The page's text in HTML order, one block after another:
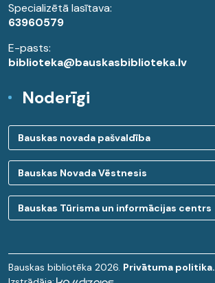
Specializētā lasītava:
63960579
E-pasts:
biblioteka@bauskasbiblioteka.lv
Noderīgi
Bauskas novada pašvaldība
Bauskas Novada Vēstnesis
Bauskas Tūrisma un informācijas centrs
Bauskas bibliotēka 2026. Privātuma politika.